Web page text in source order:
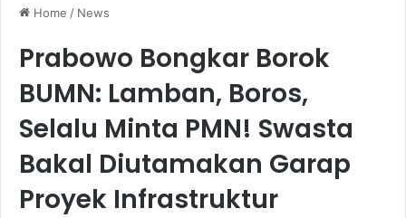
Home / News
Prabowo Bongkar Borok
BUMN: Lamban, Boros,
Selalu Minta PMN! Swasta
Bakal Diutamakan Garap
Proyek Infrastruktur